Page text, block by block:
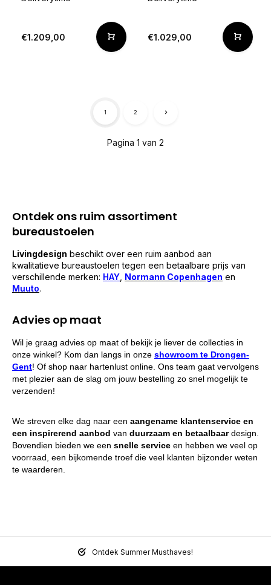
€1.209,00 €1.029,00
Pagina 1 van 2
1 2
Ontdek ons ruim assortiment
bureaustoelen
Livingdesign beschikt over een ruim aanbod aan
kwalitatieve bureaustoelen tegen een betaalbare prijs van
verschillende merken: HAY Normann Copenhagen en
Muuto.
Advies op maat
Wil je graag advies op maat of bekijk je liever de collecties in
onze winkel? Kom dan langs in onze showroom te Drongen-
Gent! Of shop naar hartenlust online. Ons team gaat vervolgens
met plezier aan de slag om jouw bestelling zo snel mogelijk te
verzenden!
We streven elke dag naar een aangename klantenservice en
een inspirerend aanbod van duurzaam en betaalbaardesign.
Bovendien bieden we een snelle service en hebben we veel op
voorraad, een bijkomende troef die veel klanten bijzonder weten
te waarderen.
Ontdek Summer Musthaves!